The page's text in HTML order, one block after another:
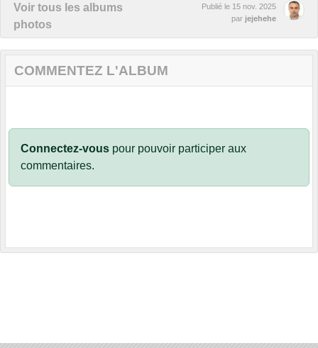
Voir tous les albums
photos
Publié le 15 nov. 2025
par jejehehe
COMMENTEZ L'ALBUM
Connectez-vous pour pouvoir participer aux
commentaires.